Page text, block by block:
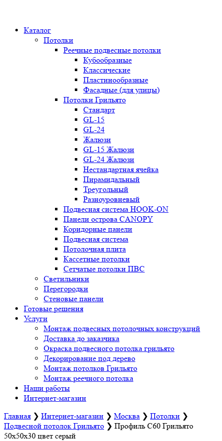
Каталог
Потолки
Реечные подвесные потолки
Кубообразные
Классические
Пластинообразные
Фасадные (для улицы)
Потолки Грильято
Стандарт
GL-15
GL-24
Жалюзи
GL-15 Жалюзи
GL-24 Жалюзи
Нестандартная ячейка
Пирамидальный
Треугольный
Разноуровневый
Подвесная система HOOK-ON
Панели острова CANOPY
Коридорные панели
Подвесная система
Потолочная плита
Кассетные потолки
Сетчатые потолки ПВС
Светильники
Перегородки
Стеновые панели
Готовые решения
Услуги
Монтаж подвесных потолочных конструкций
Доставка до заказчика
Окраска подвесного потолка грильято
Декорирование под дерево
Монтаж потолков Грильято
Монтаж реечного потолка
Наши работы
Интернет-магазин
Главная ❯ Интернет-магазин ❯ Москва ❯ Потолки ❯
Подвесной потолок Грильято ❯ Профиль С60 Грильято
50х50х30 цвет серый